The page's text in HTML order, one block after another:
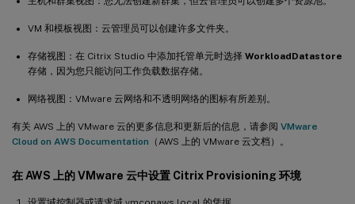
VM 和模板视图：云管理员可以创建许多文件夹。
存储视图：在 Citrix Studio 中添加托管单元时选择 WorkloadDatastore
存储，因为您只能访问工作负载数据存储。
网络视图：VMware 云网络和不透明网络的图标有所差别。
有关 AWS 上的 VMware 云的更多信息和更新后的信息，请参阅 VMware
Cloud on AWS Documentation （AWS 上的 VMware 云文档）。
在 AWS 上的 VMware 云中设置 Citrix Provisioning 环境